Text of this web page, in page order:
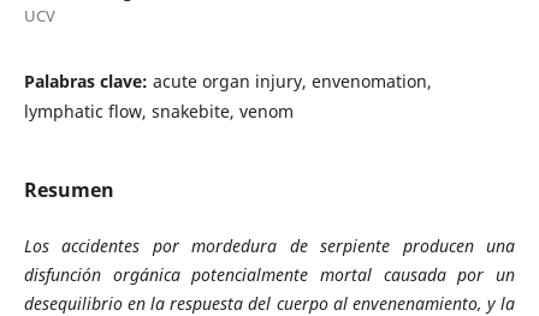
UCV
Palabras clave: acute organ injury, envenomation,
lymphatic flow, snakebite, venom
Resumen
Los accidentes por mordedura de serpiente producen una
disfunción orgánica potencialmente mortal causada por un
desequilibrio en la respuesta del cuerpo al envenenamiento, y la